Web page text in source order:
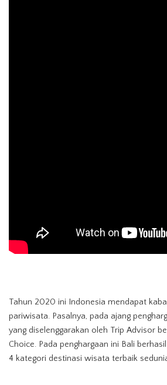
Tahun 2020 ini Indonesia mendapat
pariwisata. Pasalnya, pada ajang
yang diselenggarakan oleh Trip Advisor
Choice. Pada penghargaan ini Bali
4 kategori destinasi wisata terbaik